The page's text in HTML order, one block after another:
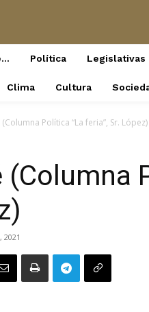
Política Legislativas
Clima Cultura
(Columna Política “La feria”, Sr. López)
(Columna